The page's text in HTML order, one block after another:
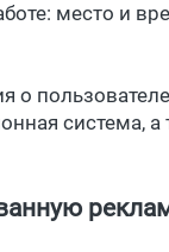
место и
о
система,